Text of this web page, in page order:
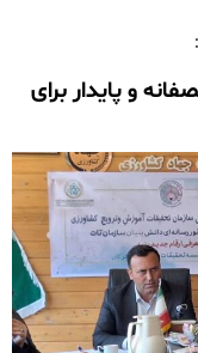
و پایدار برای